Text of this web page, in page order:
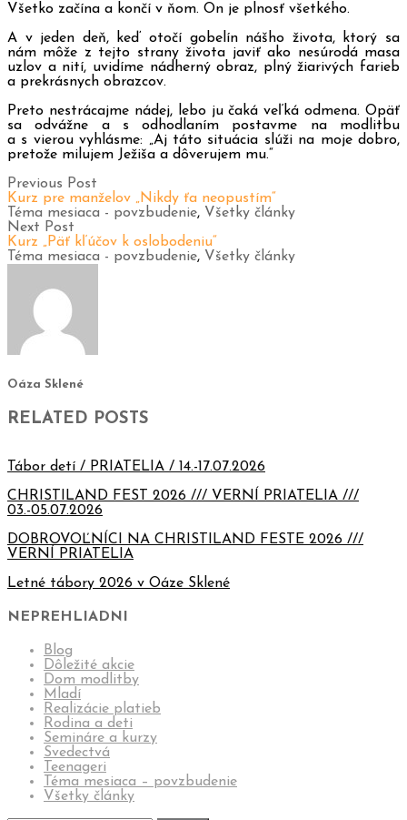
Všetko začína a končí v ňom. On je plnosť všetkého.
A v jeden deň, keď otočí gobelín nášho života, ktorý sa
nám môže z tejto strany života javiť ako nesúrodá masa
uzlov a nití, uvidíme nádherný obraz, plný žiarivých farieb
a prekrásnych obrazcov.
Preto nestrácajme nádej, lebo ju čaká veľká odmena. Opäť
sa odvážne a s odhodlaním postavme na modlitbu
a s vierou vyhlásme: „Aj táto situácia slúži na moje dobro,
pretože milujem Ježiša a dôverujem mu.“
Previous Post
Kurz pre manželov „Nikdy ťa neopustím“
Téma mesiaca - povzbudenie, Všetky články
Next Post
Kurz „Päť kľúčov k oslobodeniu“
Téma mesiaca - povzbudenie, Všetky články
Oáza Sklené
RELATED POSTS
Tábor detí / PRIATELIA / 14.-17.07.2026
CHRISTILAND FEST 2026 /// VERNÍ PRIATELIA ///
03.-05.07.2026
DOBROVOĽNÍCI NA CHRISTILAND FESTE 2026 ///
VERNÍ PRIATELIA
Letné tábory 2026 v Oáze Sklené
NEPREHLIADNI
Blog
Dôležité akcie
Dom modlitby
Mladí
Realizácie platieb
Rodina a deti
Semináre a kurzy
Svedectvá
Teenageri
Téma mesiaca – povzbudenie
Všetky články